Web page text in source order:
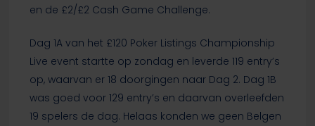
en de £2/£2 Cash Game Challenge.
Dag 1A van het £120 Poker Listings Championship
Live event startte op zondag en leverde 119 entry’s
op, waarvan er 18 doorgingen naar Dag 2. Dag 1B
was goed voor 129 entry’s en daarvan overleefden
19 spelers de dag. Helaas konden we geen Belgen